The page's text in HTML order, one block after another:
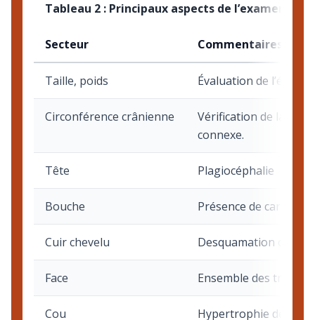
Secteur Commentaires
Tableau 2 : Principaux aspects de l’examen
Taille, poids Évaluation de l’état
Circonférence crânienne
Vérification de la
connexe.
Tête Plagiocéphalie
Bouche Présence de caries
Cuir chevelu Desquamation ou
Face Ensemble des
Cou Hypertrophie de la